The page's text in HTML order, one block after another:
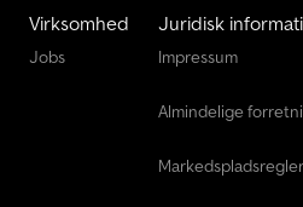
Virksomhed
Jobs
Juridisk
Impressum
Almindelige
Markedspladsregler